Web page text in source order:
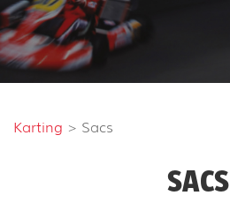
Karting > Sacs
SACS